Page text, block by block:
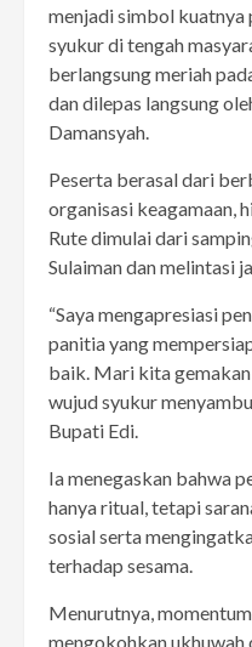
menjadi simbol kuatnya
syukur di tengah
berlangsung meriah
dan dilepas langsung
Damansyah.
Peserta berasal dari
organisasi keagamaan,
Rute dimulai dari
Sulaiman dan melintasi
“Saya mengapresiasi
panitia yang
baik. Mari kita
wujud syukur
Bupati Edi.
Ia menegaskan bahwa
hanya ritual, tetapi
sosial serta
terhadap sesama.
Menurutnya,
mengokohkan ukhuwah